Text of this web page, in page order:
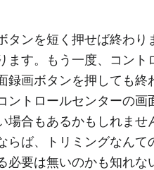
タンを短く押せば終わり
ます。もう一度、コント
録画ボタンを押しても終
ントロールセンターの画
場合もあるかもしれませ
らば、トリミングなんて
必要は無いのかも知れな